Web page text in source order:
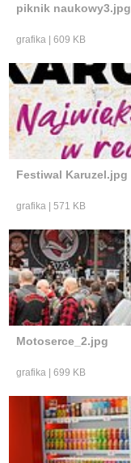
piknik naukowy3.jpg
grafika | 609 KB
Festiwal Karuzel.jpg
grafika | 571 KB
Motoserce_2.jpg
grafika | 699 KB